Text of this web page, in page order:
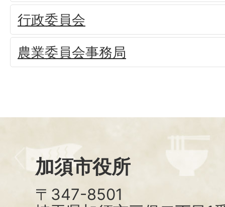
行政委員会
農業委員会事務局
加須市役所
〒347-8501